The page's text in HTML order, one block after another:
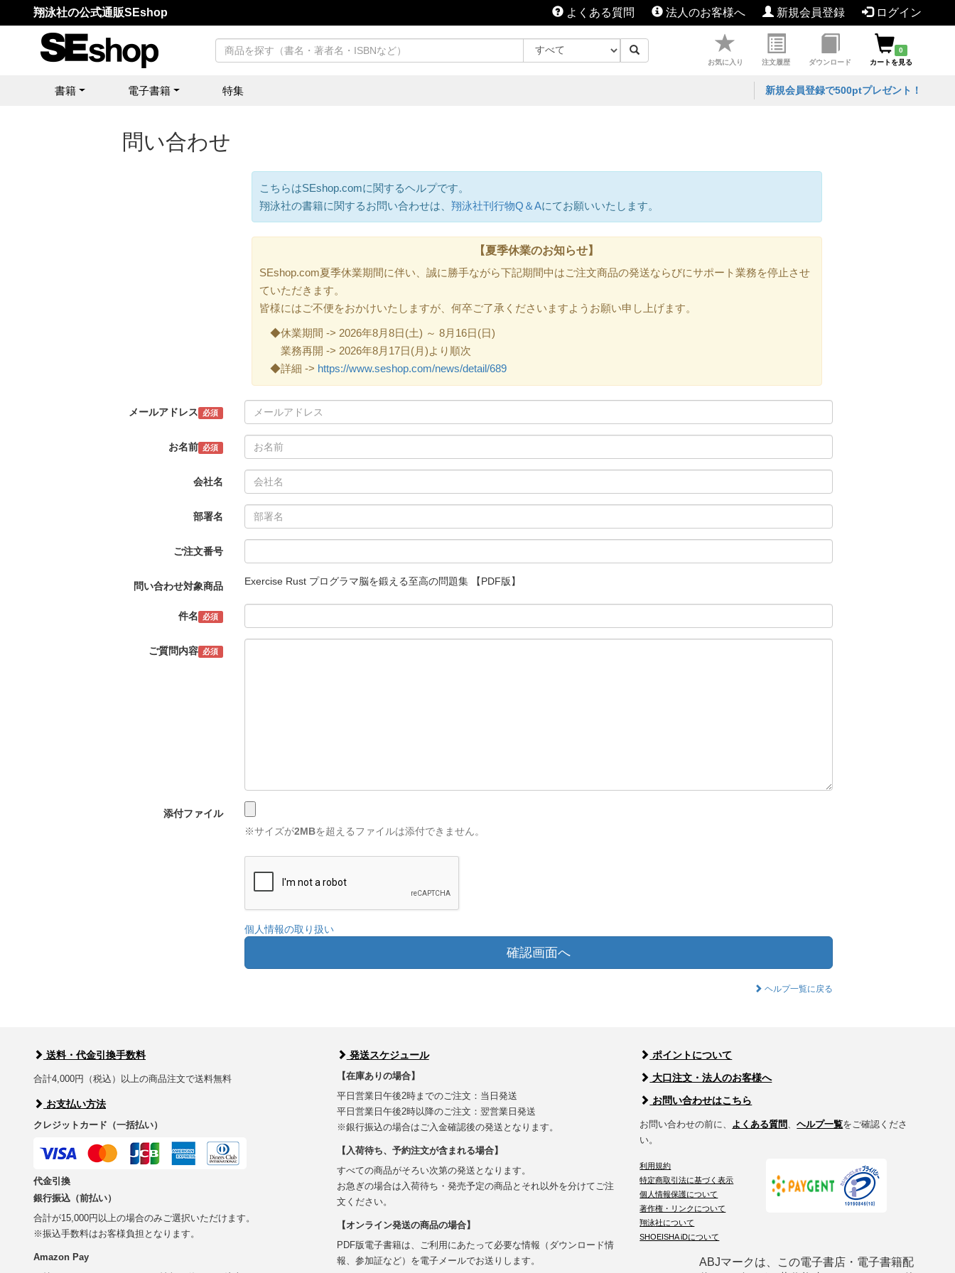
翔泳社の公式通販SEshop よくある質問 法人のお客様へ 新規会員登録 ログイン
お気に入り 注文履歴 ダウンロード
0
カートを見る
書籍 電子書籍 特集 新規会員登録で500ptプレゼント！
問い合わせ
こちらはSEshop.comに関するヘルプです。
翔泳社の書籍に関するお問い合わせは、 翔泳社刊行物Q＆Aにてお願いいたします。
【夏季休業のお知らせ】
SEshop.com夏季休業期間に伴い、誠に勝手ながら下記期間中はご注文商品の発送ならびにサポート業務を停止させ
ていただきます。
皆様にはご不便をおかけいたしますが、何卒ご了承くださいますようお願い申し上げます。
◆休業期間 -> 2026年8月8日(土) ～ 8月16日(日)
業務再開 -> 2026年8月17日(月)より順次
◆詳細 -> https://www.seshop.com/news/detail/689
メールアドレス 必須
お名前 必須
会社名
部署名
ご注文番号
問い合わせ対象商品 Exercise Rust プログラマ脳を鍛える至高の問題集 【PDF版】
件名 必須
ご質問内容 必須
添付ファイル
※サイズが2MBを超えるファイルは添付できません。
個人情報の取り扱い
確認画面へ
ヘルプ一覧に戻る
送料・代金引換手数料
合計4,000円（税込）以上の商品注文で送料無料
お支払い方法
クレジットカード（一括払い）
代金引換
銀行振込（前払い）
合計が15,000円以上の場合のみご選択いただけます。
※振込手数料はお客様負担となります。
Amazon Pay
発送スケジュール
【在庫ありの場合】
平日営業日午後2時までのご注文：当日発送
平日営業日午後2時以降のご注文：翌営業日発送
※銀行振込の場合はご入金確認後の発送となります。
【入荷待ち、予約注文が含まれる場合】
すべての商品がそろい次第の発送となります。
お急ぎの場合は入荷待ち・発売予定の商品とそれ以外を分けてご注
文ください。
【オンライン発送の商品の場合】
PDF版電子書籍は、ご利用にあたって必要な情報（ダウンロード情
報、参加証など）を電子メールでお送りします。
ポイントについて
大口注文・法人のお客様へ
お問い合わせはこちら
お問い合わせの前に、 よくある質問、ヘルプ一覧をご確認くださ
い。
利用規約
特定商取引法に基づく表示
個人情報保護について
著作権・リンクについて
翔泳社について
SHOEISHA iDについて
ABJマークは、この電子書店・電子書籍配